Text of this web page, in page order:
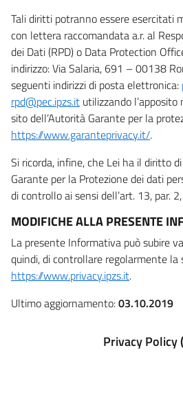
Tali diritti potranno essere esercitati
con lettera raccomandata a.r. al
dei Dati (RPD) o Data Protection
indirizzo: Via Salaria, 691 – 00138
seguenti indirizzi di posta elettronica:
rpd@pec.ipzs.it utilizzando
sito dell’Autorità Garante per la
https://www.garanteprivacy.it/.
Si ricorda, infine, che Lei ha il diritto
Garante per la Protezione dei dati
di controllo ai sensi dell’art. 13, par.
MODIFICHE ALLA PRESENTE
La presente Informativa può subire
quindi, di controllare regolarmente la
https://www.privacy.ipzs.it.
Ultimo aggiornamento:03.10.2019
Privacy Policy